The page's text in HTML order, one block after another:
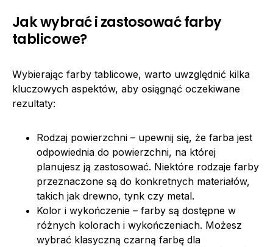
Jak wybrać i zastosować farby
tablicowe?
Wybierając farby tablicowe, warto uwzględnić kilka
kluczowych aspektów, aby osiągnąć oczekiwane
rezultaty:
Rodzaj powierzchni – upewnij się, że farba jest
odpowiednia do powierzchni, na której
planujesz ją zastosować. Niektóre rodzaje farby
przeznaczone są do konkretnych materiałów,
takich jak drewno, tynk czy metal.
Kolor i wykończenie – farby są dostępne w
różnych kolorach i wykończeniach. Możesz
wybrać klasyczną czarną farbę dla